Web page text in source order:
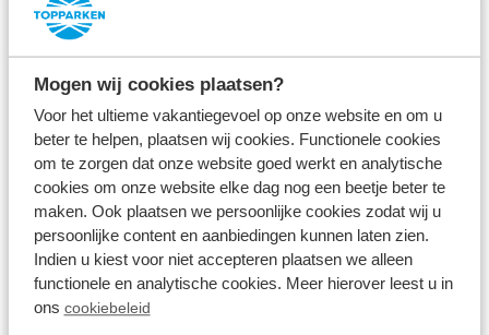
Mogen wij cookies plaatsen?
Voor het ultieme vakantiegevoel op onze website en om u
beter te helpen, plaatsen wij cookies. Functionele cookies
om te zorgen dat onze website goed werkt en analytische
cookies om onze website elke dag nog een beetje beter te
maken. Ook plaatsen we persoonlijke cookies zodat wij u
persoonlijke content en aanbiedingen kunnen laten zien.
Indien u kiest voor niet accepteren plaatsen we alleen
functionele en analytische cookies. Meer hierover leest u in
ons cookiebeleid
Résidence Lage Vuursche
Vakantiehuizen op ons
recreatiepark in Hilversum